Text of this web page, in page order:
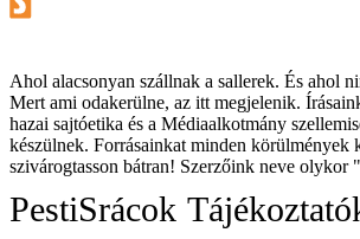
Ahol alacsonyan szállnak a sallerek. És ahol
Mert ami odakerülne, az itt megjelenik.
hazai sajtóetika és a Médiaalkotmány
készülnek. Forrásainkat minden körülmények
szivárogtasson bátran! Szerzőink neve olykor
PestiSrácok